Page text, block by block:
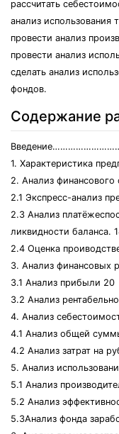
рассчитать
анализ использования
провести анализ
провести анализ
сделать анализ
фондов.
Содержание
1. Характеристика
2. Анализ финансового
2.1 Экспресс-анализ
2.3 Анализ
ликвидности баланса.
2.4 Оценка
3. Анализ финансовых
3.1 Анализ прибыли 20
3.2 Анализ
4. Анализ
4.1 Анализ общей
4.2 Анализ затрат на
5. Анализ
5.1 Анализ
5.2 Анализ
5.3Анализ фонда